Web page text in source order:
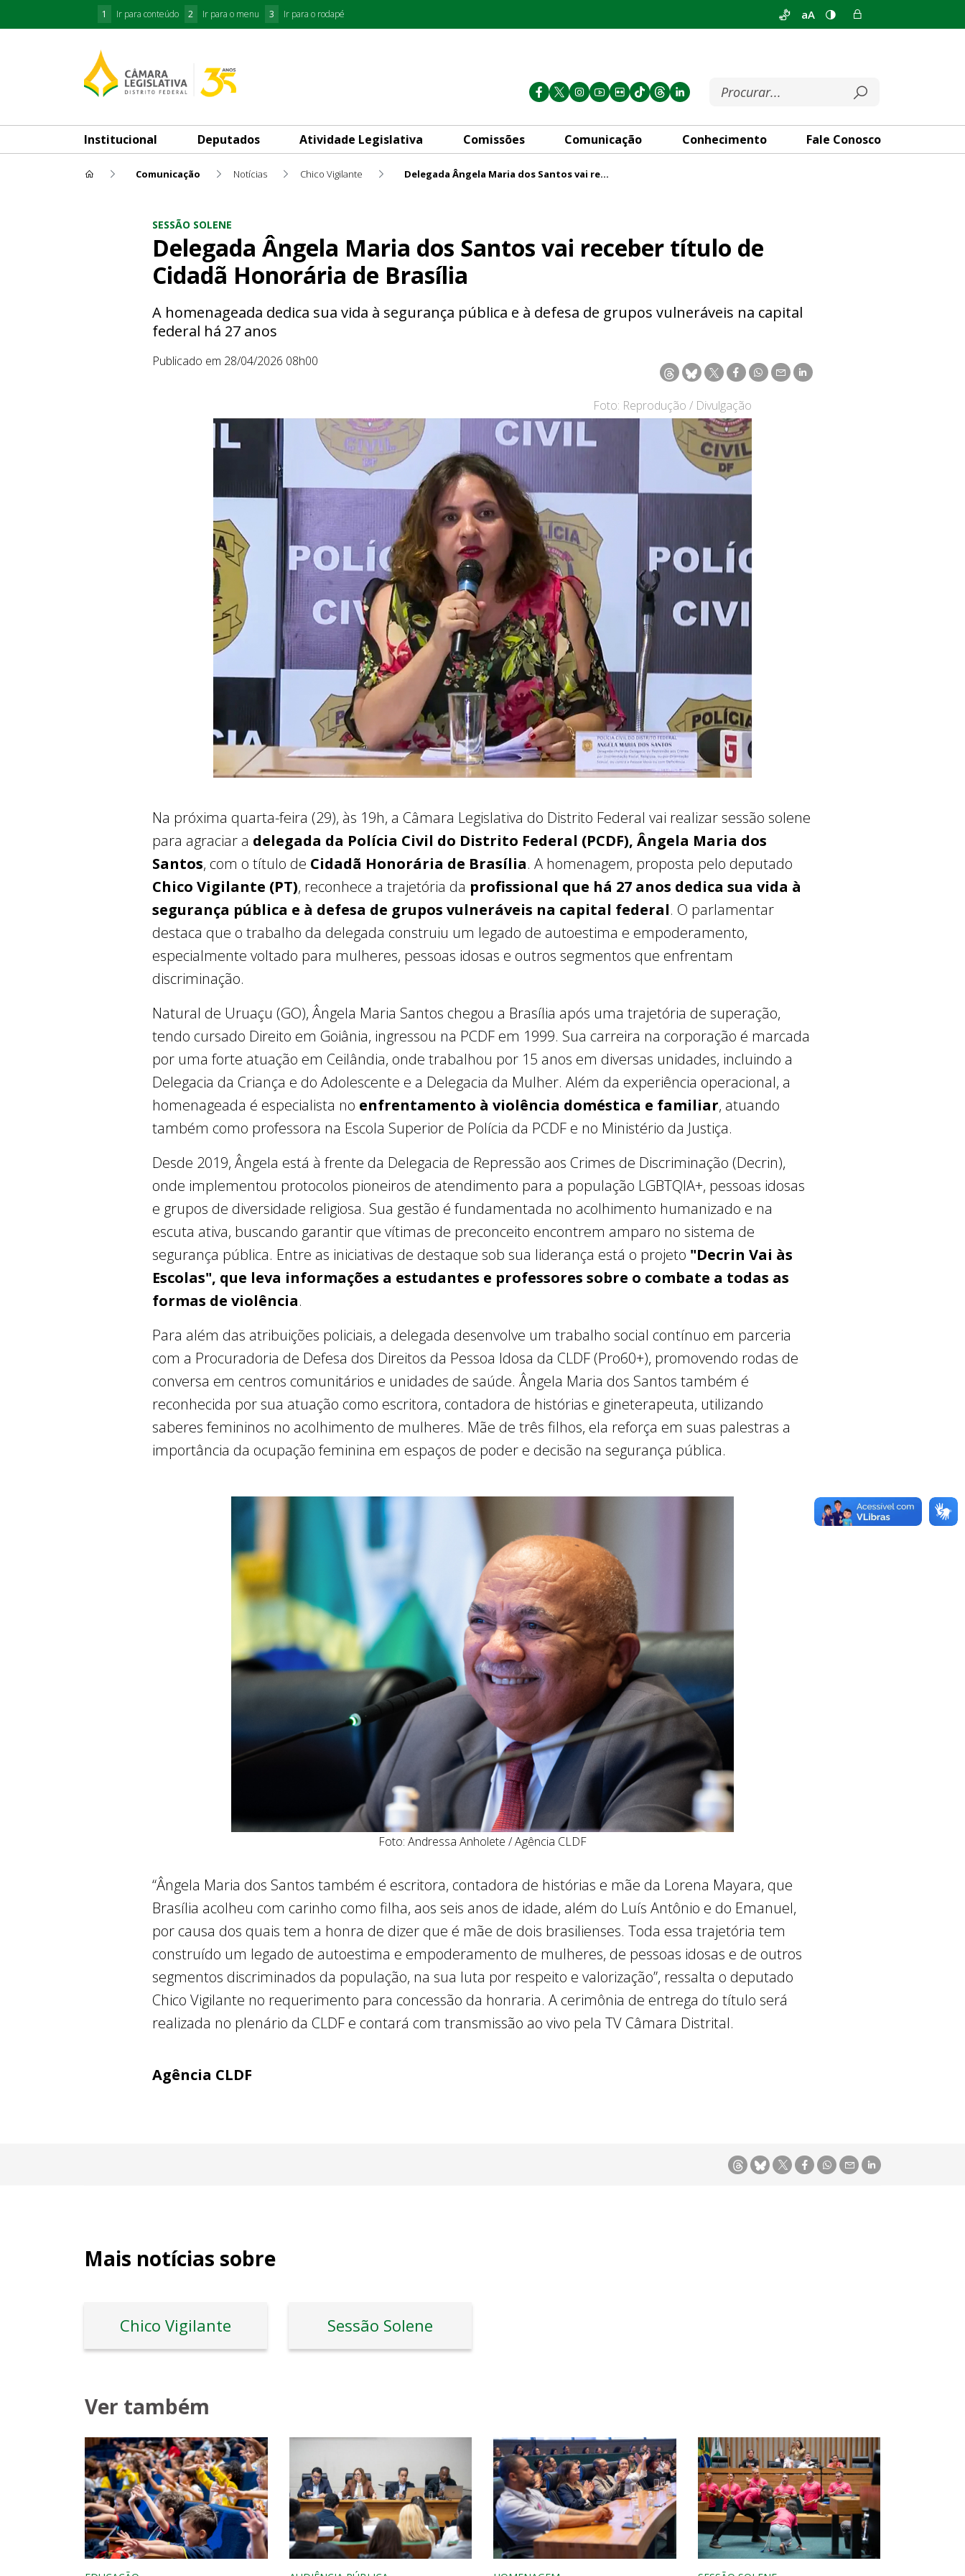
1 Ir para conteúdo 2 Ir para o menu 3 Ir para o rodapé aA
Institucional Deputados Atividade Legislativa Comissões Comunicação Conhecimento Fale Conosco
Comunicação Notícias Chico Vigilante Delegada Ângela Maria dos Santos vai receber título de Cidadã Honorária de Brasília
SESSÃO SOLENE
Delegada Ângela Maria dos Santos vai receber título de
Cidadã Honorária de Brasília
A homenageada dedica sua vida à segurança pública e à defesa de grupos vulneráveis na capital
federal há 27 anos
Publicado em 28/04/2026 08h00
Foto: Reprodução / Divulgação
Na próxima quarta-feira (29), às 19h, a Câmara Legislativa do Distrito Federal vai realizar sessão solene
para agraciar a delegada da Polícia Civil do Distrito Federal (PCDF), Ângela Maria dos
Santos, com o título de Cidadã Honorária de Brasília. A homenagem, proposta pelo deputado
Chico Vigilante (PT), reconhece a trajetória da profissional que há 27 anos dedica sua vida à
segurança pública e à defesa de grupos vulneráveis na capital federal. O parlamentar
destaca que o trabalho da delegada construiu um legado de autoestima e empoderamento,
especialmente voltado para mulheres, pessoas idosas e outros segmentos que enfrentam
discriminação.
Natural de Uruaçu (GO), Ângela Maria Santos chegou a Brasília após uma trajetória de superação,
tendo cursado Direito em Goiânia, ingressou na PCDF em 1999. Sua carreira na corporação é marcada
por uma forte atuação em Ceilândia, onde trabalhou por 15 anos em diversas unidades, incluindo a
Delegacia da Criança e do Adolescente e a Delegacia da Mulher. Além da experiência operacional, a
homenageada é especialista no enfrentamento à violência doméstica e familiar, atuando
também como professora na Escola Superior de Polícia da PCDF e no Ministério da Justiça.
Desde 2019, Ângela está à frente da Delegacia de Repressão aos Crimes de Discriminação (Decrin),
onde implementou protocolos pioneiros de atendimento para a população LGBTQIA+, pessoas idosas
e grupos de diversidade religiosa. Sua gestão é fundamentada no acolhimento humanizado e na
escuta ativa, buscando garantir que vítimas de preconceito encontrem amparo no sistema de
segurança pública. Entre as iniciativas de destaque sob sua liderança está o projeto "Decrin Vai às
Escolas", que leva informações a estudantes e professores sobre o combate a todas as
formas de violência.
Para além das atribuições policiais, a delegada desenvolve um trabalho social contínuo em parceria
com a Procuradoria de Defesa dos Direitos da Pessoa Idosa da CLDF (Pro60+), promovendo rodas de
conversa em centros comunitários e unidades de saúde. Ângela Maria dos Santos também é
reconhecida por sua atuação como escritora, contadora de histórias e gineterapeuta, utilizando
saberes femininos no acolhimento de mulheres. Mãe de três filhos, ela reforça em suas palestras a
importância da ocupação feminina em espaços de poder e decisão na segurança pública.
Foto: Andressa Anholete / Agência CLDF
“Ângela Maria dos Santos também é escritora, contadora de histórias e mãe da Lorena Mayara, que
Brasília acolheu com carinho como filha, aos seis anos de idade, além do Luís Antônio e do Emanuel,
por causa dos quais tem a honra de dizer que é mãe de dois brasilienses. Toda essa trajetória tem
construído um legado de autoestima e empoderamento de mulheres, de pessoas idosas e de outros
segmentos discriminados da população, na sua luta por respeito e valorização”, ressalta o deputado
Chico Vigilante no requerimento para concessão da honraria. A cerimônia de entrega do título será
realizada no plenário da CLDF e contará com transmissão ao vivo pela TV Câmara Distrital.
Agência CLDF
Mais notícias sobre
Chico Vigilante Sessão Solene
Ver também